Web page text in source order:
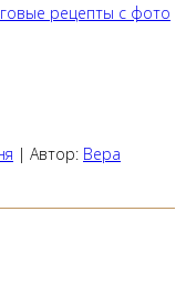
рецепты с фото
| Автор: Вера